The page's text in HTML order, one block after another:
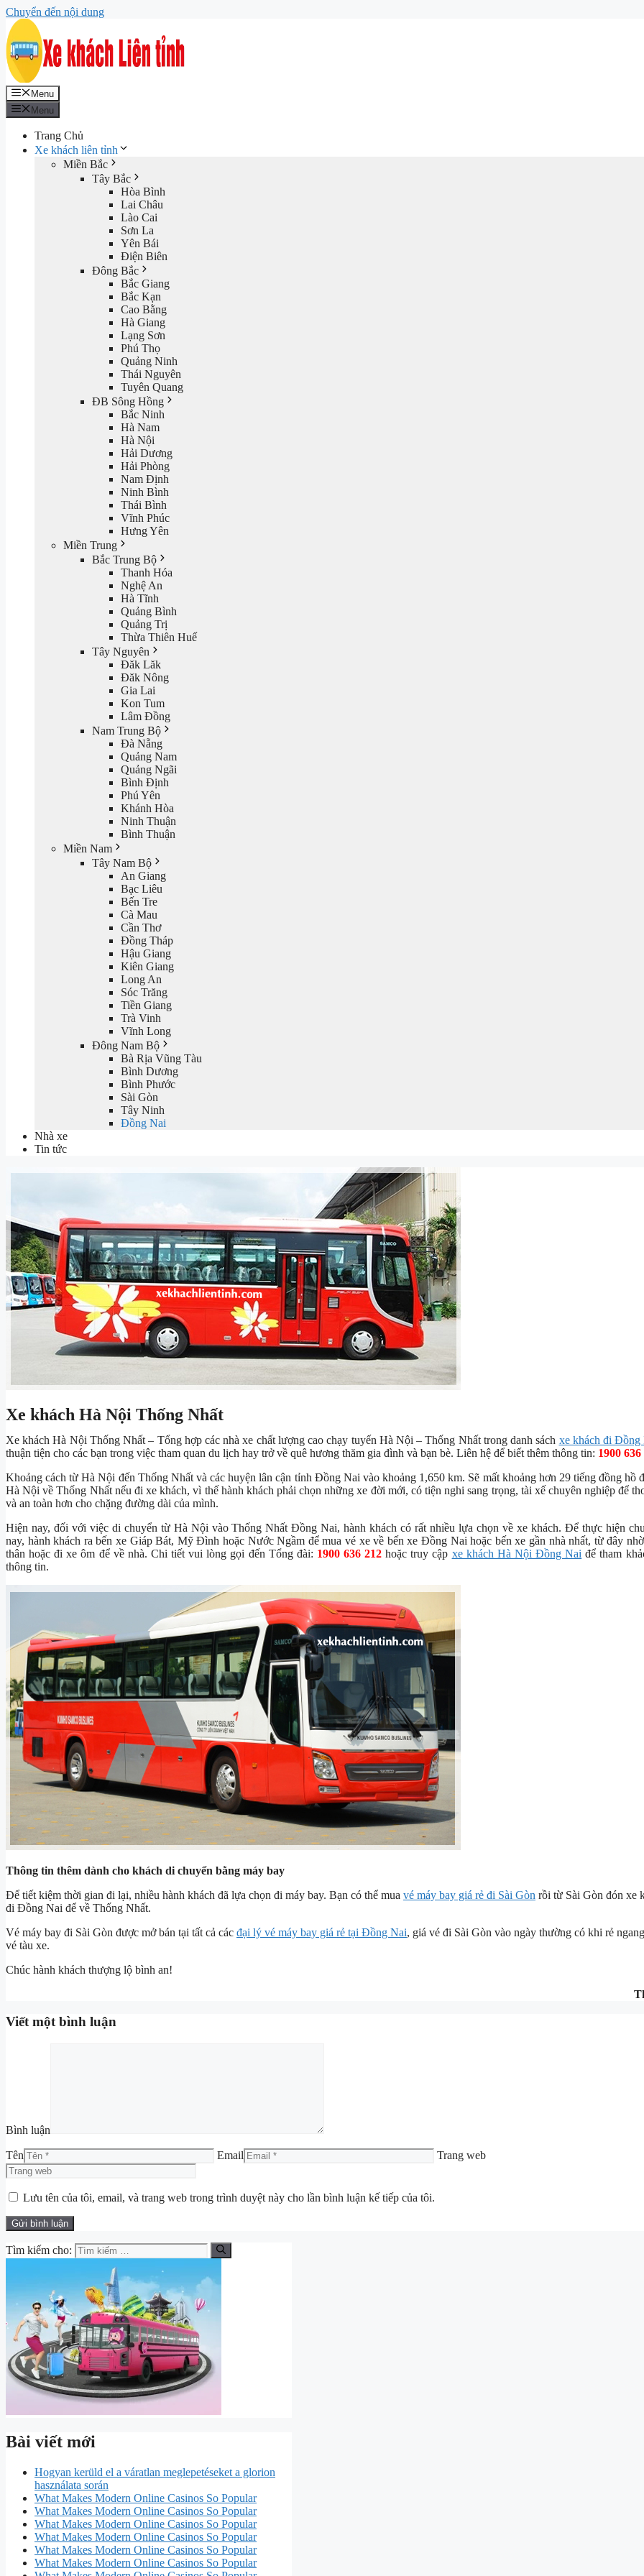
Chuyển đến nội dung
Menu
Menu
Trang Chủ
Xe khách liên tỉnh
Miền Bắc
Tây Bắc
Hòa Bình
Lai Châu
Lào Cai
Sơn La
Yên Bái
Điện Biên
Đông Bắc
Bắc Giang
Bắc Kạn
Cao Bằng
Hà Giang
Lạng Sơn
Phú Thọ
Quảng Ninh
Thái Nguyên
Tuyên Quang
ĐB Sông Hồng
Bắc Ninh
Hà Nam
Hà Nội
Hải Dương
Hải Phòng
Nam Định
Ninh Bình
Thái Bình
Vĩnh Phúc
Hưng Yên
Miền Trung
Bắc Trung Bộ
Thanh Hóa
Nghệ An
Hà Tĩnh
Quảng Bình
Quảng Trị
Thừa Thiên Huế
Tây Nguyên
Đăk Lăk
Đăk Nông
Gia Lai
Kon Tum
Lâm Đồng
Nam Trung Bộ
Đà Nẵng
Quảng Nam
Quảng Ngãi
Bình Định
Phú Yên
Khánh Hòa
Ninh Thuận
Bình Thuận
Miền Nam
Tây Nam Bộ
An Giang
Bạc Liêu
Bến Tre
Cà Mau
Cần Thơ
Đồng Tháp
Hậu Giang
Kiên Giang
Long An
Sóc Trăng
Tiền Giang
Trà Vinh
Vĩnh Long
Đông Nam Bộ
Bà Rịa Vũng Tàu
Bình Dương
Bình Phước
Sài Gòn
Tây Ninh
Đồng Nai
Nhà xe
Tin tức
Xe khách Hà Nội Thống Nhất
Xe khách Hà Nội Thống Nhất – Tổng hợp các nhà xe chất lượng cao chạy tuyến Hà Nội – Thống Nhất trong danh sách xe khách đi Đồng
thuận tiện cho các bạn trong việc tham quan du lịch hay trở về quê hương thăm gia đình và bạn bè. Liên hệ để biết thêm thông tin: 1900 636
Khoảng cách từ Hà Nội đến Thống Nhất và các huyện lân cận tỉnh Đồng Nai vào khoảng 1,650 km. Sẽ mất khoảng hơn 29 tiếng đồng hồ
Hà Nội về Thống Nhất nếu đi xe khách, vì thế hành khách phải chọn những xe đời mới, có tiện nghi sang trọng, tài xế chuyên nghiệp để
và an toàn hơn cho chặng đường dài của mình.
Hiện nay, đối với việc di chuyển từ Hà Nội vào Thống Nhất Đồng Nai, hành khách có rất nhiều lựa chọn về xe khách. Để thực hiện
nay, hành khách ra bến xe Giáp Bát, Mỹ Đình hoặc Nước Ngầm để mua vé xe về bến xe Đồng Nai hoặc bến xe gần nhà nhất, từ đây
thân hoặc đi xe ôm để về nhà. Chi tiết vui lòng gọi đến Tổng đài: 1900 636 212 hoặc truy cập xe khách Hà Nội Đồng Nai để tham
thông tin.
Thông tin thêm dành cho khách di chuyển bằng máy bay
Để tiết kiệm thời gian đi lại, nhiều hành khách đã lựa chọn đi máy bay. Bạn có thể mua vé máy bay giá rẻ đi Sài Gòn rồi từ Sài Gòn đón xe
đi Đồng Nai để về Thống Nhất.
Vé máy bay đi Sài Gòn được mở bán tại tất cả các đại lý vé máy bay giá rẻ tại Đồng Nai, giá vé đi Sài Gòn vào ngày thường có khi rẻ
vé tàu xe.
Chúc hành khách thượng lộ bình an!
Viết một bình luận
Bình luận
Tên Email Trang web
Lưu tên của tôi, email, và trang web trong trình duyệt này cho lần bình luận kế tiếp của tôi.
Tìm kiếm cho:
Bài viết mới
Hogyan kerüld el a váratlan meglepetéseket a glorion
használata során
What Makes Modern Online Casinos So Popular
What Makes Modern Online Casinos So Popular
What Makes Modern Online Casinos So Popular
What Makes Modern Online Casinos So Popular
What Makes Modern Online Casinos So Popular
What Makes Modern Online Casinos So Popular